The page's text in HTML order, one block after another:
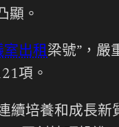
顯。
室出租梁號”，嚴
項。
續培養和成長新